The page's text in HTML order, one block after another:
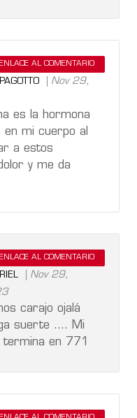
ENLACE AL COMENTARIO
Nov 29,
es la hormona
en mi cuerpo al
a estos
y me da
ENLACE AL COMENTARIO
Nov 29,
carajo ojalá
suerte .... Mi
termina en 771